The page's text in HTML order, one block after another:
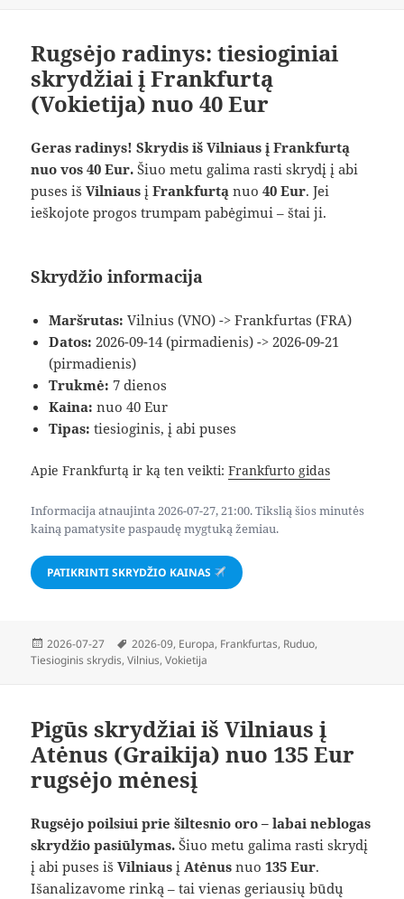
Rugsėjo radinys: tiesioginiai
skrydžiai į Frankfurtą
(Vokietija) nuo 40 Eur
Geras radinys! Skrydis iš Vilniaus į Frankfurtą
nuo vos 40 Eur. Šiuo metu galima rasti skrydį į abi
puses išVilniaus įFrankfurtą nuo40 Eur. Jei
ieškojote progos trumpam pabėgimui – štai ji.
Skrydžio informacija
Maršrutas: Vilnius (VNO) -> Frankfurtas (FRA)
Datos: 2026-09-14 (pirmadienis) -> 2026-09-21
(pirmadienis)
Trukmė: 7 dienos
Kaina: nuo 40 Eur
Tipas: tiesioginis, į abi puses
Apie Frankfurtą ir ką ten veikti:Frankfurto gidas
Informacija atnaujinta 2026-07-27, 21:00. Tikslią šios minutės
kainą pamatysite paspaudę mygtuką žemiau.
PATIKRINTI SKRYDŽIO KAINAS
Paskelbta
2026-07-27 Žymos
2026-09, Europa, Frankfurtas, Ruduo,
Tiesioginis skrydis,Vilnius,Vokietija
Pigūs skrydžiai iš Vilniaus į
Atėnus (Graikija) nuo 135 Eur
rugsėjo mėnesį
Rugsėjo poilsiui prie šiltesnio oro – labai neblogas
skrydžio pasiūlymas. Šiuo metu galima rasti skrydį
į abi puses išVilniaus į Atėnus nuo135 Eur.
Išanalizavome rinką – tai vienas geriausių būdų